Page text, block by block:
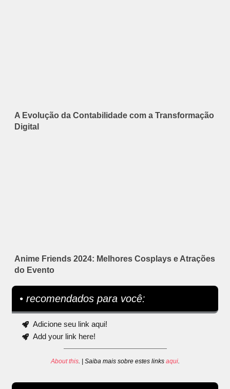
A Evolução da Contabilidade com a Transformação
Digital
Anime Friends 2024: Melhores Cosplays e Atrações
do Evento
• recomendados para você:
Adicione seu link aqui!
Add your link here!
About this. | Saiba mais sobre estes links aqui.